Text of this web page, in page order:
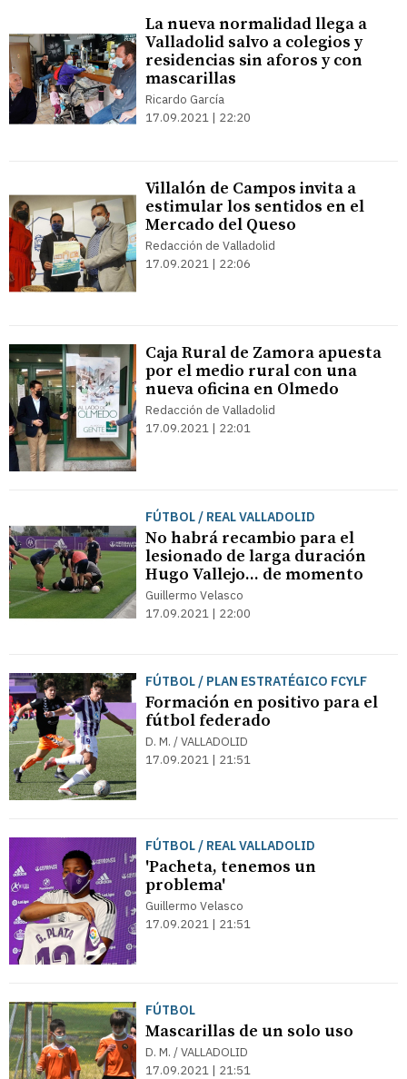
La nueva normalidad llega a
Valladolid salvo a colegios y
residencias sin aforos y con
mascarillas
Ricardo García
17.09.2021 | 22:20
Villalón de Campos invita a
estimular los sentidos en el
Mercado del Queso
Redacción de Valladolid
17.09.2021 | 22:06
Caja Rural de Zamora apuesta
por el medio rural con una
nueva oficina en Olmedo
Redacción de Valladolid
17.09.2021 | 22:01
FÚTBOL / REAL VALLADOLID
No habrá recambio para el
lesionado de larga duración
Hugo Vallejo... de momento
Guillermo Velasco
17.09.2021 | 22:00
FÚTBOL / PLAN ESTRATÉGICO FCYLF
Formación en positivo para el
fútbol federado
D. M. / VALLADOLID
17.09.2021 | 21:51
FÚTBOL / REAL VALLADOLID
'Pacheta, tenemos un
problema'
Guillermo Velasco
17.09.2021 | 21:51
FÚTBOL
Mascarillas de un solo uso
D. M. / VALLADOLID
17.09.2021 | 21:51